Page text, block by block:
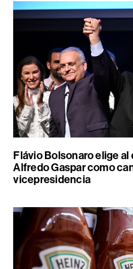
Flávio Bolsonaro elige
Alfredo Gaspar como
vicepresidencia